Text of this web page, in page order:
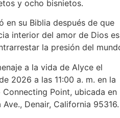
y ocho bisnietos.
en su Biblia después de que
interior del amor de Dios
la presión del
a la vida de Alyce el
2026 a las 11:00 a. m. en la
Connecting Point, ubicada en
Denair, California 95316.